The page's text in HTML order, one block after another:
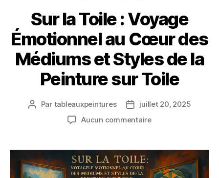
Sur la Toile : Voyage
Émotionnel au Cœur des
Médiums et Styles de la
Peinture sur Toile
Auteur
Par tableauxpeintures
Datejuillet 20, 2025
Aucun commentairesur
Toile
Voyage